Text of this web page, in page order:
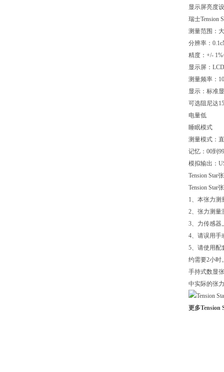
显示屏亮度
瑞士Tension
测量范围：
分辨率：
精度：+/-
显示屏：
测量频率：
显示：标准
可选阻尼达
电量低
睡眠模式
测量模式：
记忆：00到
模拟输出：
Tension Star
Tension Star
1、本张力测
2、张力测量
3、力传感器
4、请误用手
5、请使用配
约需要2小时
手持式数显
中实际的张
更多Tension